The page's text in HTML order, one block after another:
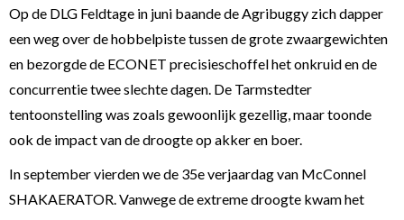
Op de DLG Feldtage in juni baande de Agribuggy zich dapper
een weg over de hobbelpiste tussen de grote zwaargewichten
en bezorgde de ECONET precisieschoffel het onkruid en de
concurrentie twee slechte dagen. De Tarmstedter
tentoonstelling was zoals gewoonlijk gezellig, maar toonde
ook de impact van de droogte op akker en boer.
In september vierden we de 35e verjaardag van McConnel
SHAKAERATOR. Vanwege de extreme droogte kwam het